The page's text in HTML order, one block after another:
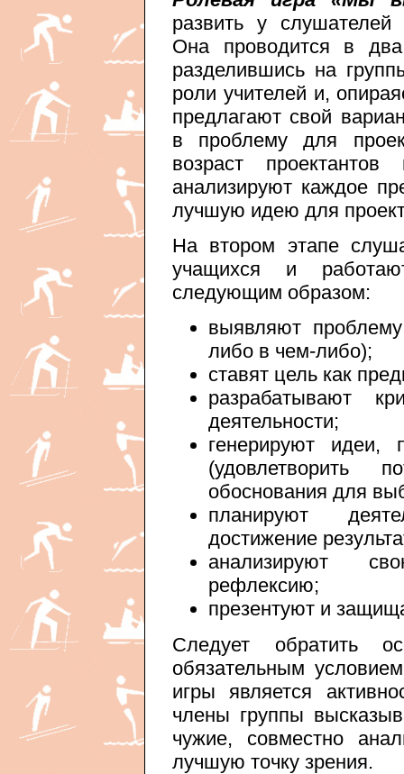
развить у слушателей
Она проводится в
разделившись на
роли учителей и,
предлагают свой
в проблему для
возраст
анализируют каждое
лучшую идею для
На втором этапе
учащихся и
следующим образом:
выявляют
либо в чем-либо);
ставят цель как
разрабатывают
деятельности;
генерируют идеи,
(удовлетворить
обоснования для
планируют
достижение
анализируют
рефлексию;
презентуют и
Следует обратить
обязательным
игры является
члены группы
чужие, совместно
лучшую точку зрения.